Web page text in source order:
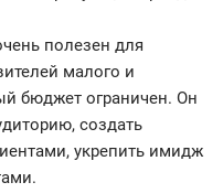
полезен для
малого и
бюджет ограничен. Он
создать
укрепить имидж